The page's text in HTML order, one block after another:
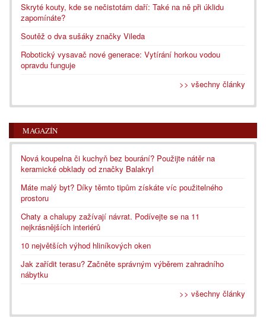
Skryté kouty, kde se nečistotám daří: Také na ně při úklidu
zapomínáte?
Soutěž o dva sušáky značky Vileda
Robotický vysavač nové generace: Vytírání horkou vodou
opravdu funguje
>> všechny články
MAGAZÍN
Nová koupelna či kuchyň bez bourání? Použijte nátěr na
keramické obklady od značky Balakryl
Máte malý byt? Díky těmto tipům získáte víc použitelného
prostoru
Chaty a chalupy zažívají návrat. Podívejte se na 11
nejkrásnějších interiérů
10 největších výhod hliníkových oken
Jak zařídit terasu? Začněte správným výběrem zahradního
nábytku
>> všechny články